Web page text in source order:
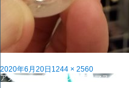
投
稿
2020年6月20日 フ
1244 × 2560
投
アグレッシブデザイン「アロマスクリ